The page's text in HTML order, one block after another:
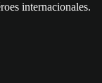
internacionales.